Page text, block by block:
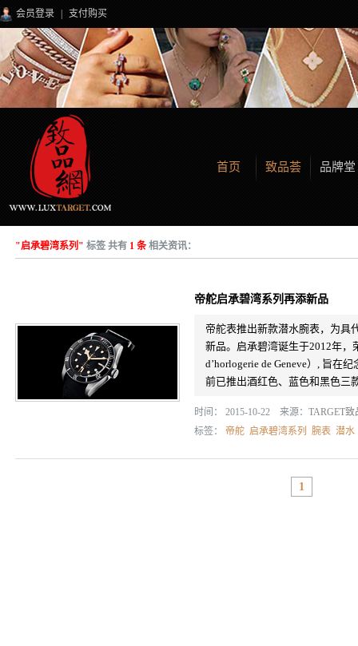
会员登录 支付购买
首页 致品荟 品牌堂
"启承碧湾系列" 标签 共有 1 条相关资讯：
帝舵启承碧湾系列再添新品
帝舵表推出新款潜水腕表，为具
新品。启承碧湾诞生于2012年，
d’horlogerie de Geneve）, 旨在
前已推出酒红色、蓝色和黑色三
时间： 2015-10-22 来源： TARGET致
标签： 帝舵 启承碧湾系列 腕表 潜水
1